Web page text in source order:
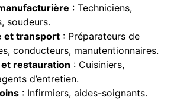
: Techniciens,
soudeurs.
et transport : Préparateurs de
conducteurs, manutentionnaires.
restauration : Cuisiniers,
d’entretien.
: Infirmiers, aides-soignants.